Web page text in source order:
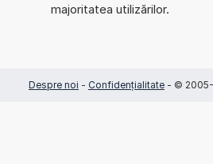
majoritatea utilizărilor.
Despre noi - Confidențialitate - ©